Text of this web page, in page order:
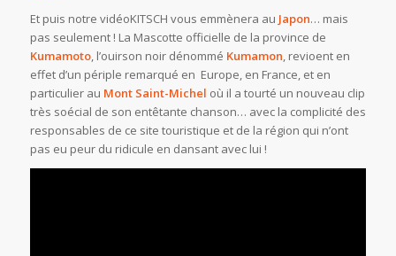
Et puis notre vidéoKITSCH vous emmènera au Japon… mais
pas seulement ! La Mascotte officielle de la province de
Kumamoto, l’ouirson noir dénommé Kumamon, revioent en
effet d’un périple remarqué en Europe, en France, et en
particulier au Mont Saint-Michel où il a tourté un nouveau clip
très soécial de son entêtante chanson… avec la complicité des
responsables de ce site touristique et de la région qui n’ont
pas eu peur du ridicule en dansant avec lui !